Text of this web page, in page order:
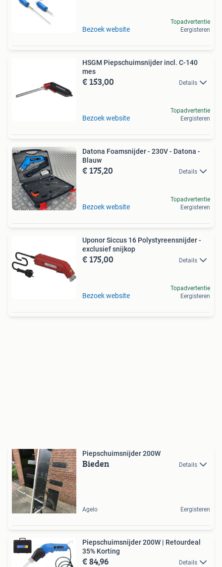
Bezoek website
Topadvertentie
Eergisteren
HSGM Piepschuimsnijder incl. C-140
mes
€ 153,00 Details
Bezoek website
Topadvertentie
Eergisteren
Datona Foamsnijder - 230V - Datona -
Blauw
€ 175,20 Details
Bezoek website
Topadvertentie
Eergisteren
Uponor Siccus 16 Polystyreensnijder -
exclusief snijkop
€ 175,00 Details
Bezoek website
Topadvertentie
Eergisteren
Piepschuimsnijder 200W
Bieden Details
Agelo Eergisteren
Piepschuimsnijder 200W | Retourdeal
35% Korting
€ 84,96 Details